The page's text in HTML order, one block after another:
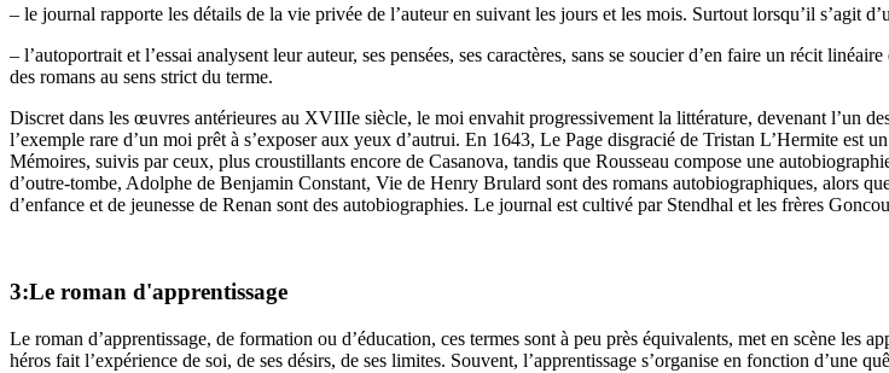
– le journal rapporte les détails de la vie privée de l’auteur en suivant les jours et les mois. Surtout lorsqu’il s’agit
– l’autoportrait et l’essai analysent leur auteur, ses pensées, ses caractères, sans se soucier d’en faire un récit
des romans au sens strict du terme.
Discret dans les œuvres antérieures au XVIIIe siècle, le moi envahit progressivement la littérature, devenant l’un
l’exemple rare d’un moi prêt à s’exposer aux yeux d’autrui. En 1643, Le Page disgracié de Tristan L’Hermite
Mémoires, suivis par ceux, plus croustillants encore de Casanova, tandis que Rousseau compose une
d’outre-tombe, Adolphe de Benjamin Constant, Vie de Henry Brulard sont des romans autobiographiques, alors
d’enfance et de jeunesse de Renan sont des autobiographies. Le journal est cultivé par Stendhal et les frères
3:Le roman d'apprentissage
Le roman d’apprentissage, de formation ou d’éducation, ces termes sont à peu près équivalents, met en scène les
héros fait l’expérience de soi, de ses désirs, de ses limites. Souvent, l’apprentissage s’organise en fonction d’une